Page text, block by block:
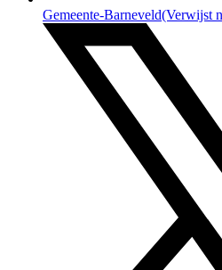
Gemeente-Barneveld(Verwijst